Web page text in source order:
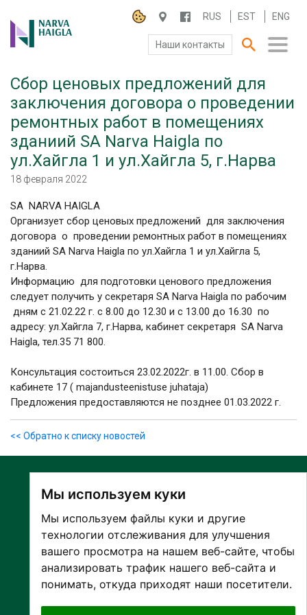
Мы используем куки
Мы используем файлы куки и другие
технологии отслеживания для улучшения
вашего просмотра на нашем веб-сайте, чтобы
анализировать трафик нашего веб-сайта и
понимать, откуда приходят наши посетители.
RUS EST ENG
Наши контакты
О БОЛЬНИЦЕ
ПАЦИЕНТАМ И ПОСЕТИТЕЛЯМ
ПАРТНЕРУ ПО СОТРУДНИЧЕСТВУ
РАБОТА И ПРАКТИКА
Сбор ценовых предложений для
заключения договора о проведении
ремонтных работ в помещениях
зданиий SA Narva Haigla по
ул.Хайгла 1 и ул.Хайгла 5, г.Нарва
18 февраля 2022
SA NARVA HAIGLA
Организует сбор ценовых предложений для заключения
договора о проведении ремонтных работ в помещениях
зданиий SA Narva Haigla по ул.Хайгла 1 и ул.Хайгла 5,
г.Нарва.
Информацию для подготовки ценового предложения
следует получить у секретаря SA Narva Haigla по рабочим
дням с 21.02.22 г. с 8.00 до 12.30 и с 13.00 до 16.30 по
адресу: ул.Хайгла 7, г.Нарва, кабинет секретаря SA Narva
Haigla, тел.35 71 800.
Консультация состоиться 23.02.2022г. в 11.00. Сбор в
кабинете 17 ( majandusteenistuse juhataja)
Предложения предоставляются не позднее 01.03.2022 г.
<< Обратно к списку новостей
О БОЛЬНИЦЕ
ПАЦИЕНТАМ И ПОСЕТИТЕЛЯМ
ПАРТНЕРУ ПО СОТРУДНИЧЕСТВУ